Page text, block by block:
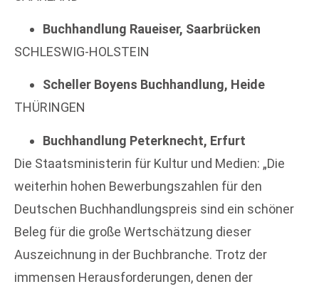
Buchhandlung Raueiser, Saarbrücken
SCHLESWIG-HOLSTEIN
Scheller Boyens Buchhandlung, Heide
THÜRINGEN
Buchhandlung Peterknecht, Erfurt
Die Staatsministerin für Kultur und Medien: „Die
weiterhin hohen Bewerbungszahlen für den
Deutschen Buchhandlungspreis sind ein schöner
Beleg für die große Wertschätzung dieser
Auszeichnung in der Buchbranche. Trotz der
immensen Herausforderungen, denen der